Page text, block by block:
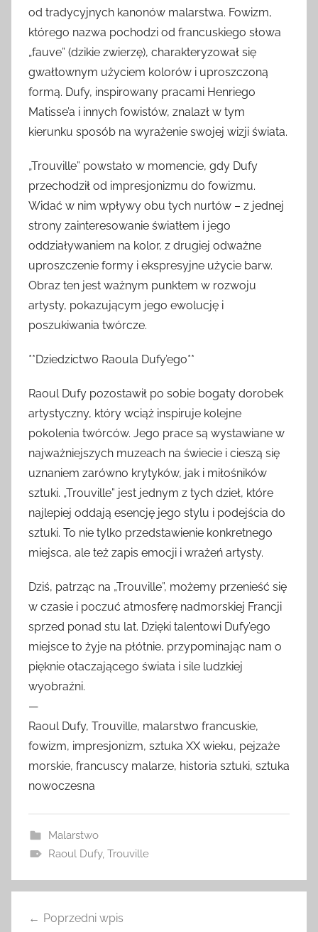
od tradycyjnych kanonów malarstwa. Fowizm,
którego nazwa pochodzi od francuskiego słowa
„fauve” (dzikie zwierzę), charakteryzował się
gwałtownym użyciem kolorów i uproszczoną
formą. Dufy, inspirowany pracami Henriego
Matisse’a i innych fowistów, znalazł w tym
kierunku sposób na wyrażenie swojej wizji świata.
„Trouville” powstało w momencie, gdy Dufy
przechodził od impresjonizmu do fowizmu.
Widać w nim wpływy obu tych nurtów – z jednej
strony zainteresowanie światłem i jego
oddziaływaniem na kolor, z drugiej odważne
uproszczenie formy i ekspresyjne użycie barw.
Obraz ten jest ważnym punktem w rozwoju
artysty, pokazującym jego ewolucję i
poszukiwania twórcze.
**Dziedzictwo Raoula Dufy’ego**
Raoul Dufy pozostawił po sobie bogaty dorobek
artystyczny, który wciąż inspiruje kolejne
pokolenia twórców. Jego prace są wystawiane w
najważniejszych muzeach na świecie i cieszą się
uznaniem zarówno krytyków, jak i miłośników
sztuki. „Trouville” jest jednym z tych dzieł, które
najlepiej oddają esencję jego stylu i podejścia do
sztuki. To nie tylko przedstawienie konkretnego
miejsca, ale też zapis emocji i wrażeń artysty.
Dziś, patrząc na „Trouville”, możemy przenieść się
w czasie i poczuć atmosferę nadmorskiej Francji
sprzed ponad stu lat. Dzięki talentowi Dufy’ego
miejsce to żyje na płótnie, przypominając nam o
pięknie otaczającego świata i sile ludzkiej
wyobraźni.
—
Raoul Dufy, Trouville, malarstwo francuskie,
fowizm, impresjonizm, sztuka XX wieku, pejzaże
morskie, francuscy malarze, historia sztuki, sztuka
nowoczesna
Malarstwo
Raoul Dufy, Trouville
Poprzedni wpis